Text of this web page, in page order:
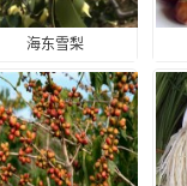
海东雪梨